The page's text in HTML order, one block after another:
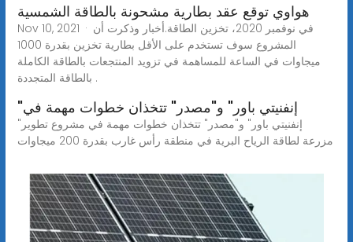
هواوي توقع عقد بطارية مشحونة بالطاقة الشمسية
Nov 10, 2021 · في نوفمبر 2020، تخزين الطاقة.أخبار وذكرت أن
المشروع سوف تستخدم على الأقل بطارية تخزين بقدرة 1000
ميجاوات في الساعة للمساهمة في تزويد المنتجعات بالطاقة الكاملة
بالطاقة المتجددة .
"إنفنيتي باور" و"مصدر" تتخذان خطوات مهمة في
"إنفنيتي باور" و"مصدر" تتخذان خطوات مهمة في مشروع تطوير
مزرعة لطاقة الرياح البرية في منطقة رأس غارب بقدرة 200 ميجاوات